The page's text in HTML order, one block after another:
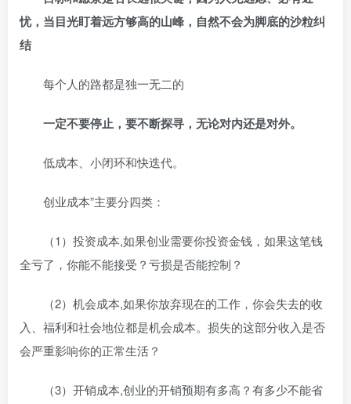
忧，当目光盯着远方够高的山峰，自然不会为脚底的沙粒纠
结
每个人的路都是独一无二的
一定不要停止，要不断探寻，无论对内还是对外。
低成本、小闭环和快迭代。
创业成本”主要分四类：
（1）投资成本,如果创业需要你投资金钱，如果这笔钱
全亏了，你能不能接受？亏损是否能控制？
（2）机会成本,如果你放弃现在的工作，你会失去的收
入、福利和社会地位都是机会成本。损失的这部分收入是否
会严重影响你的正常生活？
（3）开销成本,创业的开销预期有多高？有多少不能省